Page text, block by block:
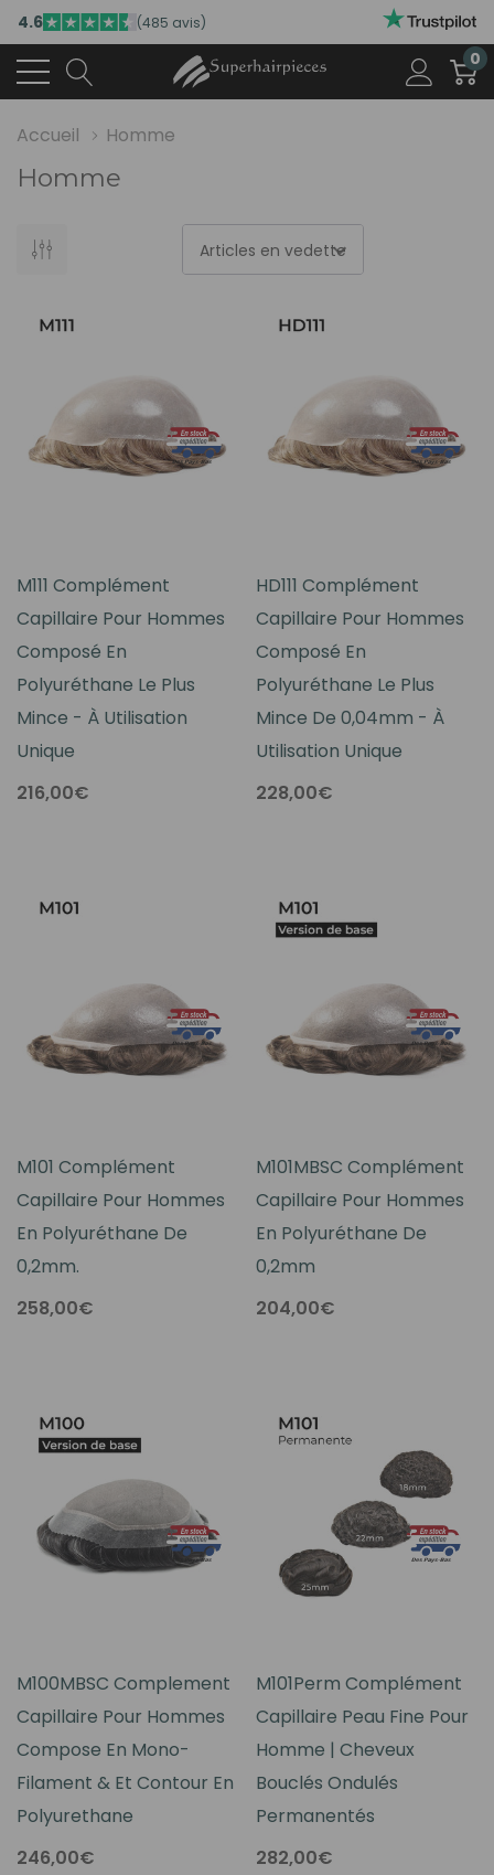
4.6 (485 avis)
0
Accueil Homme
Homme
M111 Complément
Capillaire Pour Hommes
Composé En
Polyuréthane Le Plus
Mince - À Utilisation
Unique
216,00€
HD111 Complément
Capillaire Pour Hommes
Composé En
Polyuréthane Le Plus
Mince De 0,04mm - À
Utilisation Unique
228,00€
M101 Complément
Capillaire Pour Hommes
En Polyuréthane De
0,2mm.
258,00€
M101MBSC Complément
Capillaire Pour Hommes
En Polyuréthane De
0,2mm
204,00€
M100MBSC Complement
Capillaire Pour Hommes
Compose En Mono-
Filament & Et Contour En
Polyurethane
246,00€
M101Perm Complément
Capillaire Peau Fine Pour
Homme | Cheveux
Bouclés Ondulés
Permanentés
282,00€